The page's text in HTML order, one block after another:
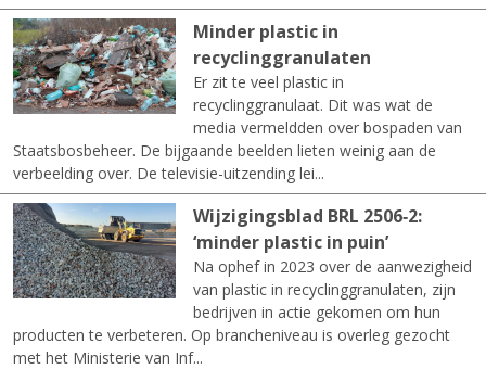
Minder plastic in
recyclinggranulaten
Er zit te veel plastic in
recyclinggranulaat. Dit was wat de
media vermeldden over bospaden van
Staatsbosbeheer. De bijgaande beelden lieten weinig aan de
verbeelding over. De televisie-uitzending lei...
Wijzigingsblad BRL 2506‑2:
‘minder plastic in puin’
Na ophef in 2023 over de aanwezigheid
van plastic in recyclinggranulaten, zijn
bedrijven in actie gekomen om hun
producten te verbeteren. Op brancheniveau is overleg gezocht
met het Ministerie van Inf...